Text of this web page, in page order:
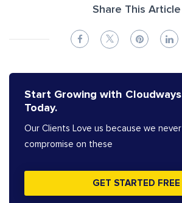
Share This Article
Start Growing with Cloudways
Today.
Our Clients Love us because we never
compromise on these
GET STARTED FREE